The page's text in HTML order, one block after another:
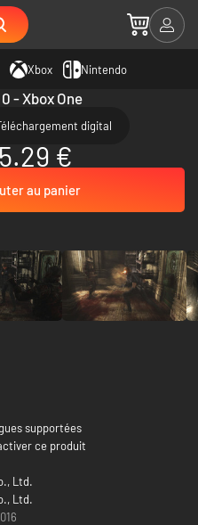
Xbox Nintendo
- Xbox One
digital
5.29 €
au panier
supportées
ce produit
Ltd.
Ltd.